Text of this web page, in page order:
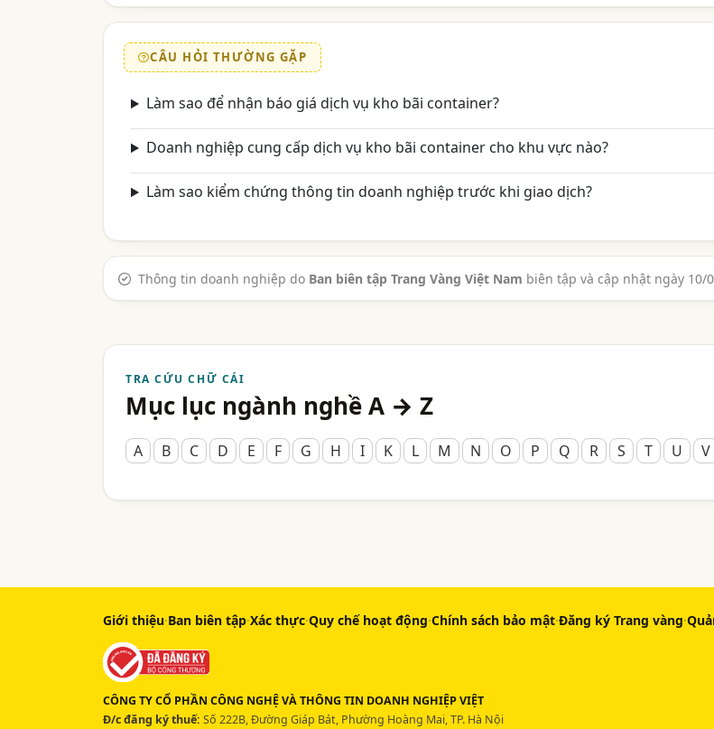
CÂU HỎI THƯỜNG GẶP
Làm sao để nhận báo giá dịch vụ kho bãi container?
Doanh nghiệp cung cấp dịch vụ kho bãi container cho khu vực nào?
Làm sao kiểm chứng thông tin doanh nghiệp trước khi giao dịch?
Thông tin doanh nghiệp do Ban biên tập Trang Vàng Việt Nam biên tập và cập nhật ngày 10/
TRA CỨU CHỮ CÁI
Mục lục ngành nghề A → Z
A B C D E F G H I K L M N O P Q R S T U V
Giới thiệu·Ban biên tập·Xác thực·Quy chế hoạt động·Chính sách bảo mật·Đăng ký Trang vàng·
CÔNG TY CỔ PHẦN CÔNG NGHỆ VÀ THÔNG TIN DOANH NGHIỆP VIỆT
Đ/c đăng ký thuế: Số 222B, Đường Giáp Bát, Phường Hoàng Mai, TP. Hà Nội